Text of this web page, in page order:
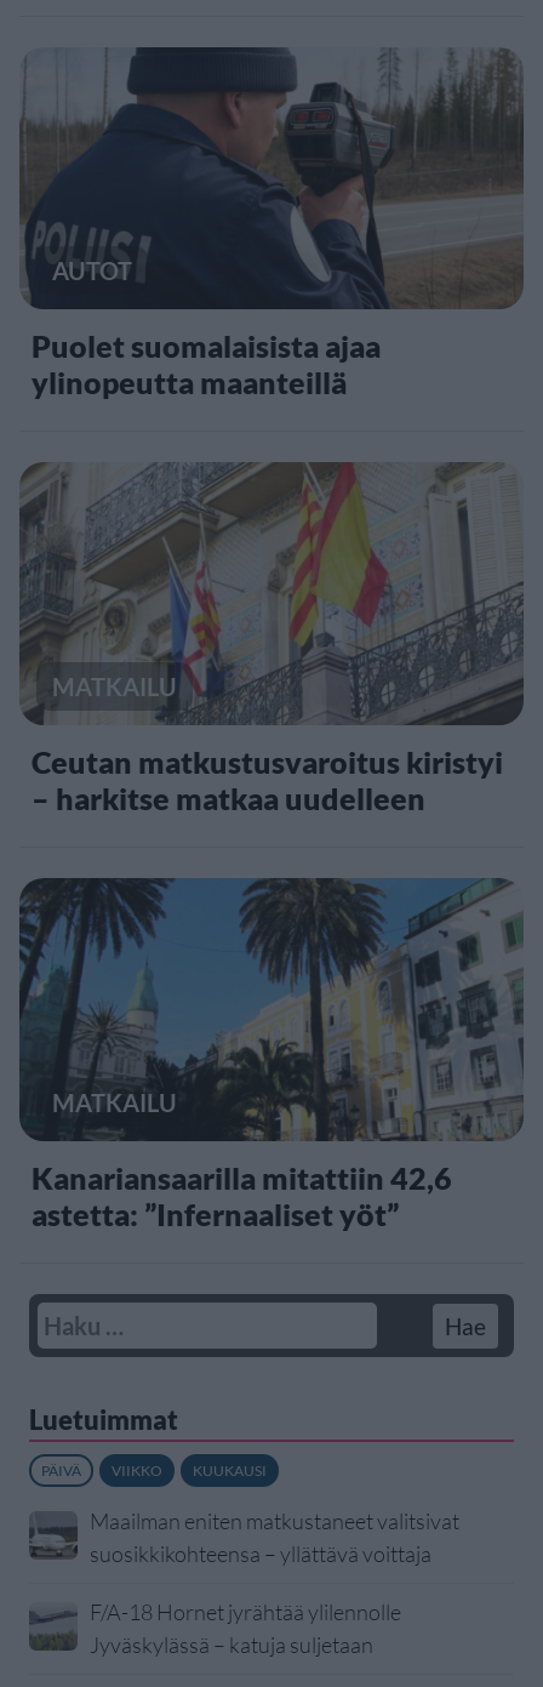
AUTOT
Puolet suomalaisista ajaa
ylinopeutta maanteillä
MATKAILU
Ceutan matkustusvaroitus kiristyi
– harkitse matkaa uudelleen
MATKAILU
Kanariansaarilla mitattiin 42,6
astetta: ”Infernaaliset yöt”
Luetuimmat
PÄIVÄ VIIKKO KUUKAUSI
Maailman eniten matkustaneet valitsivat
suosikkikohteensa – yllättävä voittaja
F/A-18 Hornet jyrähtää ylilennolle
Jyväskylässä – katuja suljetaan